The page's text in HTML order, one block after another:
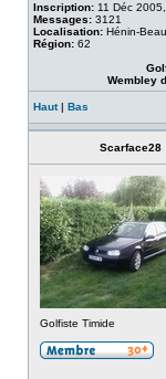
Inscription: 11 Déc
Messages: 3121
Localisation: Hénin-
Région: 62
Wembley
Haut| Bas
Scarface28
Golfiste Timide